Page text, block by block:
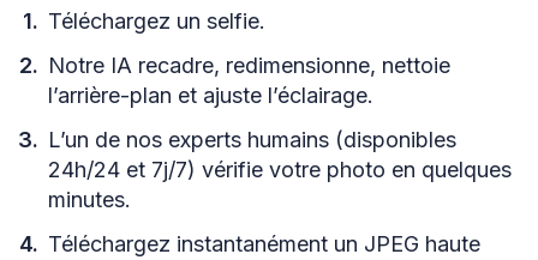
Téléchargez un selfie.
Notre IA recadre, redimensionne, nettoie
l’arrière-plan et ajuste l’éclairage.
L’un de nos experts humains (disponibles
24h/24 et 7j/7) vérifie votre photo en quelques
minutes.
Téléchargez instantanément un JPEG haute